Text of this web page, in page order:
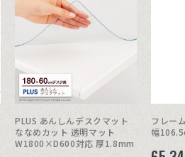
PLUS あんしんデスクマット
ななめカット 透明マット
W1800×D600対応 厚1.8mm
フレー
幅